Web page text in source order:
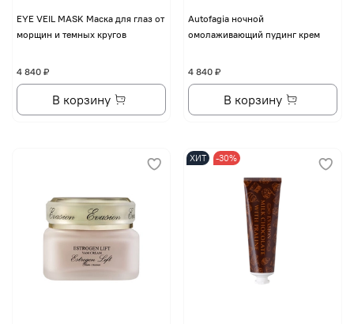
EYE VЕIL MASK Маска для глаз от
морщин и темных кругов
4 840 ₽
В корзину
Autofagia ночной
омолаживающий пудинг крем
4 840 ₽
В корзину
ХИТ -30%